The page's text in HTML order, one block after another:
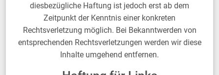
diesbezügliche Haftung ist jedoch erst ab dem
Zeitpunkt der Kenntnis einer konkreten
Rechtsverletzung möglich. Bei Bekanntwerden von
entsprechenden Rechtsverletzungen werden wir diese
Inhalte umgehend entfernen.